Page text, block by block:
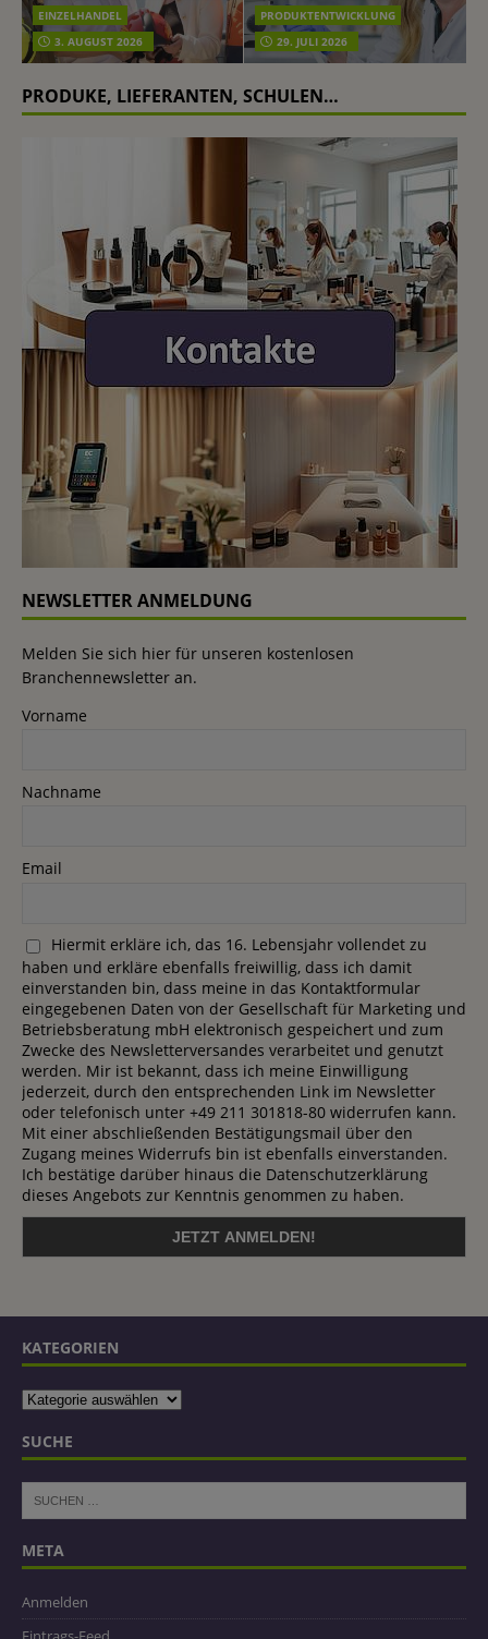
EINZELHANDEL
3. AUGUST 2026
PRODUKTENTWICKLUNG
29. JULI 2026
PRODUKE, LIEFERANTEN, SCHULEN…
NEWSLETTER ANMELDUNG
Melden Sie sich hier für unseren kostenlosen
Branchennewsletter an.
Vorname
Nachname
Email
Hiermit erkläre ich, das 16. Lebensjahr vollendet zu
haben und erkläre ebenfalls freiwillig, dass ich damit
einverstanden bin, dass meine in das Kontaktformular
eingegebenen Daten von der Gesellschaft für Marketing und
Betriebsberatung mbH elektronisch gespeichert und zum
Zwecke des Newsletterversandes verarbeitet und genutzt
werden. Mir ist bekannt, dass ich meine Einwilligung
jederzeit, durch den entsprechenden Link im Newsletter
oder telefonisch unter +49 211 301818-80 widerrufen kann.
Mit einer abschließenden Bestätigungsmail über den
Zugang meines Widerrufs bin ist ebenfalls einverstanden.
Ich bestätige darüber hinaus die Datenschutzerklärung
dieses Angebots zur Kenntnis genommen zu haben.
KATEGORIEN
SUCHE
META
Anmelden